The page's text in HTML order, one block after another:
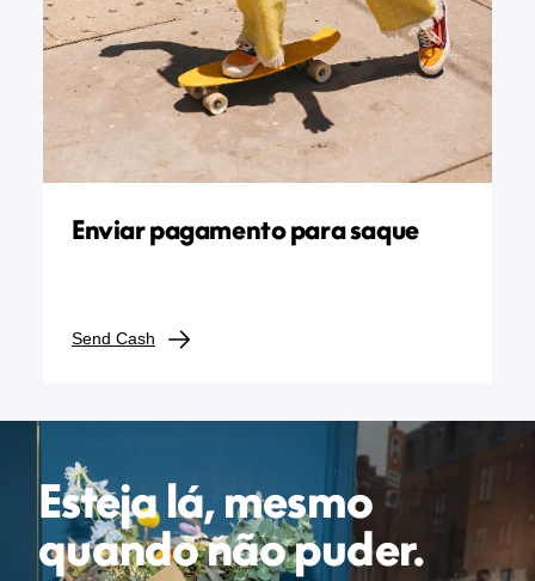
Enviar pagamento para saque
Send Cash
Esteja lá, mesmo
quando não puder.